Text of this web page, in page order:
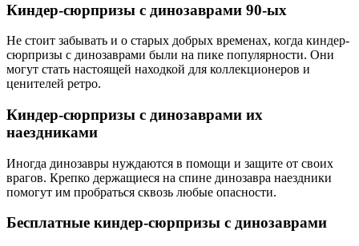
Киндер-сюрпризы с динозаврами 90-ых
Не стоит забывать и о старых добрых временах, когда киндер-
сюрпризы с динозаврами были на пике популярности. Они
могут стать настоящей находкой для коллекционеров и
ценителей ретро.
Киндер-сюрпризы с динозаврами их
наездниками
Иногда динозавры нуждаются в помощи и защите от своих
врагов. Крепко держащиеся на спине динозавра наездники
помогут им пробраться сквозь любые опасности.
Бесплатные киндер-сюрпризы с динозаврами